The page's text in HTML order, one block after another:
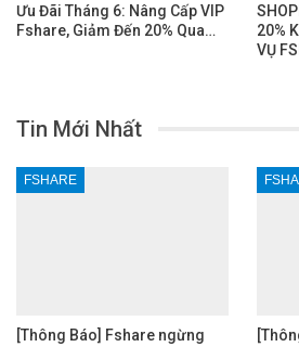
Ưu Đãi Tháng 6: Nâng Cấp VIP
Fshare, Giảm Đến 20% Qua…
20%
VỤ
Tin Mới Nhất
FSHARE
[Thông Báo] Fshare ngừng